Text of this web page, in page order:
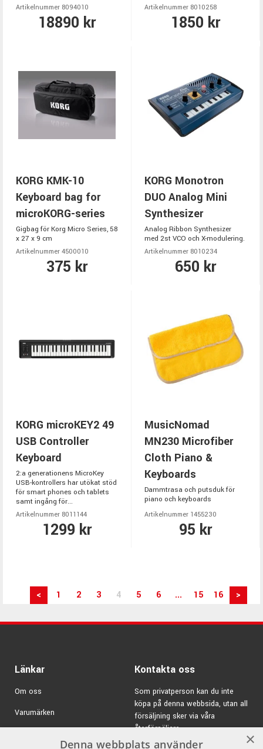
Artikelnummer 8094010
18890 kr
Artikelnummer 8010258
1850 kr
KORG KMK-10
Keyboard bag for
microKORG-series
Gigbag för Korg Micro Series, 58
x 27 x 9 cm
Artikelnummer 4500010
375 kr
KORG Monotron
DUO Analog Mini
Synthesizer
Analog Ribbon Synthesizer
med 2st VCO och X-modulering.
Artikelnummer 8010234
650 kr
KORG microKEY2 49
USB Controller
Keyboard
2:a generationens MicroKey
USB-kontrollers har utökat stöd
för smart phones och tablets
samt ingång för...
Artikelnummer 8011144
1299 kr
MusicNomad
MN230 Microfiber
Cloth Piano &
Keyboards
Dammtrasa och putsduk för
piano och keyboards
Artikelnummer 1455230
95 kr
< 1 2 3 4 5 6 ... 15 16 >
Länkar
Om oss
Varumärken
Kontakta oss
Som privatperson kan du inte
köpa på denna webbsida, utan all
försäljning sker via våra
återförsäljare.
×
Denna webbplats använder